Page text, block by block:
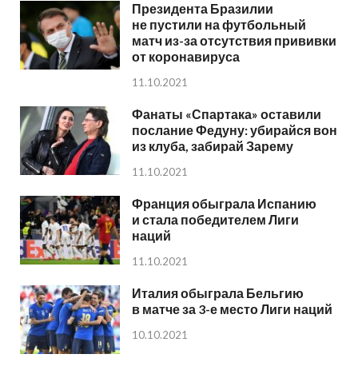
Президента Бразилии
не пустили на футбольный
матч из-за отсутствия прививки
от коронавируса
11.10.2021
Фанаты «Спартака» оставили
послание Федуну: убирайся вон
из клуба, забирай Зарему
11.10.2021
Франция обыграла Испанию
и стала победителем Лиги
наций
11.10.2021
Италия обыграла Бельгию
в матче за 3-е место Лиги наций
10.10.2021